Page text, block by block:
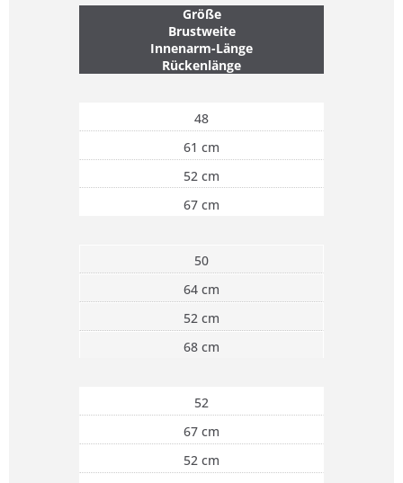
Größe
Brustweite
Innenarm-Länge
Rückenlänge
48
61 cm
52 cm
67 cm
50
64 cm
52 cm
68 cm
52
67 cm
52 cm